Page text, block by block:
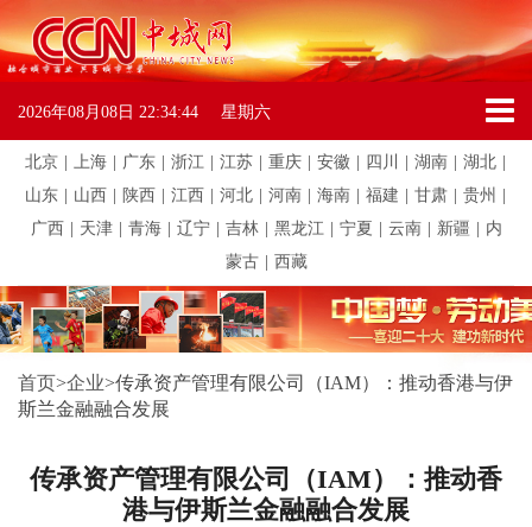
2026年08月08日 22:34:44 星期六
北京 上海 广东 浙江 江苏 重庆 安徽 四川 湖南 湖北
山东
山西 陕西 江西 河北 河南 海南 福建 甘肃 贵州
广西
天津 青海 辽宁 吉林 黑龙江 宁夏 云南 新疆
内
蒙古
西藏
首页>企业>传承资产管理有限公司（IAM）：推动香港与伊
斯兰金融融合发展
传承资产管理有限公司（IAM）：推动香
港与伊斯兰金融融合发展